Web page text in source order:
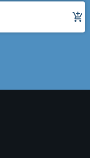
add_shopping_cart